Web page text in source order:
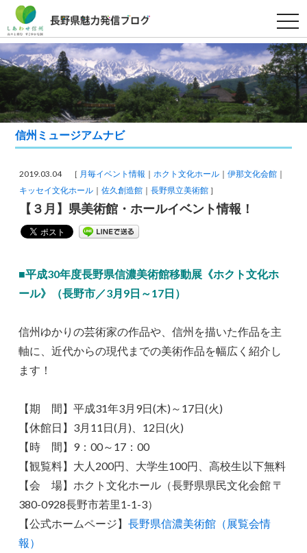
t
o
g
g
l
e
n
a
v
g
i
信州ミュージアムナビ
2019.03.04 ［ 月毎イベント情報 ホクト文化ホール
伊那文化会館
キッセイ文化ホール
佐久創造館 長野県立美術館 ］
【３月】県美術館・ホールイベント情報！
■平成30年度長野県信濃美術館移動展《ホクト文化ホ
ール》（長野市／3月9日～17日）
信州ゆかりの芸術家の作品や、信州を描いた作品を主
軸に、近代からの現代までの美術作品を幅広く紹介し
ます！
【期 間】平成31年3月9日(木)～17日(火)
【休館日】3月11日(月)、12日(火)
【時 間】9：00～17：00
【観覧料】大人200円、大学生100円、高校生以下無料
【会 場】ホクト文化ホール（長野県県民文化会館 〒
380-0928長野市若里1-1-3）
【公式ホームページ】長野県信濃美術館（展覧会情
報）